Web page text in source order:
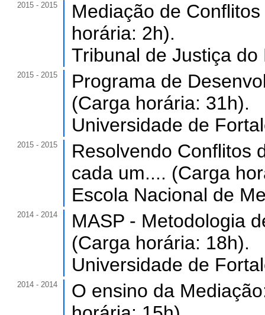
2015 - 2015
Mediação de
horária: 2h).
Tribunal de Justiça
2015 - 2015
Programa de
(Carga horária: 31h).
Universidade de
2015 - 2015
Resolvendo Conflitos
cada um.... (Carga
Escola Nacional de
2014 - 2014
MASP - Metodologia
(Carga horária: 18h).
Universidade de
2014 - 2014
O ensino da